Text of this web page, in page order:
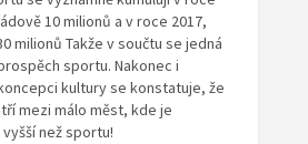
10 milionů a v roce 2017,
milionů Takže v součtu se jedná
sportu. Nakonec i
kultury se konstatuje, že
mezi málo měst, kde je
než sportu!